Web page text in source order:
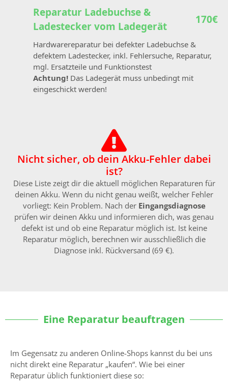
Reparatur Ladebuchse &
Ladestecker vom Ladegerät
170€
Hardwarereparatur bei defekter Ladebuchse &
defektem Ladestecker, inkl. Fehlersuche, Reparatur,
mgl. Ersatzteile und Funktionstest
Achtung! Das Ladegerät muss unbedingt mit
eingeschickt werden!
Nicht sicher, ob dein Akku-Fehler dabei
ist?
Diese Liste zeigt dir die aktuell möglichen Reparaturen für
deinen Akku. Wenn du nicht genau weißt, welcher Fehler
vorliegt: Kein Problem. Nach der Eingangsdiagnose
prüfen wir deinen Akku und informieren dich, was genau
defekt ist und ob eine Reparatur möglich ist. Ist keine
Reparatur möglich, berechnen wir ausschließlich die
Diagnose inkl. Rückversand (69 €).
Eine Reparatur beauftragen
Im Gegensatz zu anderen Online-Shops kannst du bei uns
nicht direkt eine Reparatur „kaufen“. Wie bei einer
Reparatur üblich funktioniert diese so: